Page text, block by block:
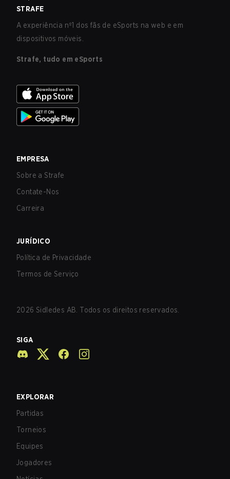
STRAFE
A experiência nº1 dos fãs de eSports na web e em
dispositivos móveis.
Strafe, tudo em eSports
EMPRESA
Sobre a Strafe
Contate-Nos
Carreira
JURÍDICO
Política de Privacidade
Termos de Serviço
2026 Sidledes AB. Todos os direitos reservados.
SIGA
EXPLORAR
Partidas
Torneios
Equipes
Jogadores